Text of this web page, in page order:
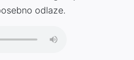
odlaze.